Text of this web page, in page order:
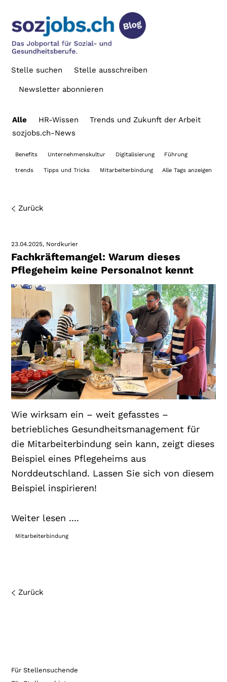
Stelle ausschreiben
Stelle suchen
Newsletter abonnieren
Alle HR-Wissen
Trends und Zukunft der Arbeit
sozjobs.ch-News
Benefits Unternehmenskultur Digitalisierung Führung
trends Tipps und Tricks Mitarbeiterbindung Alle Tags anzeigen
Zurück
23.04.2025 Nordkurier
Fachkräftemangel: Warum dieses
Pflegeheim keine Personalnot kennt
Wie wirksam ein – weit gefasstes –
betriebliches Gesundheitsmanagement für
die Mitarbeiterbindung sein kann, zeigt dieses
Beispiel eines Pflegeheims aus
Norddeutschland. Lassen Sie sich von diesem
Beispiel inspirieren!
Weiter lesen ....
Mitarbeiterbindung
Zurück
Für Stellensuchende